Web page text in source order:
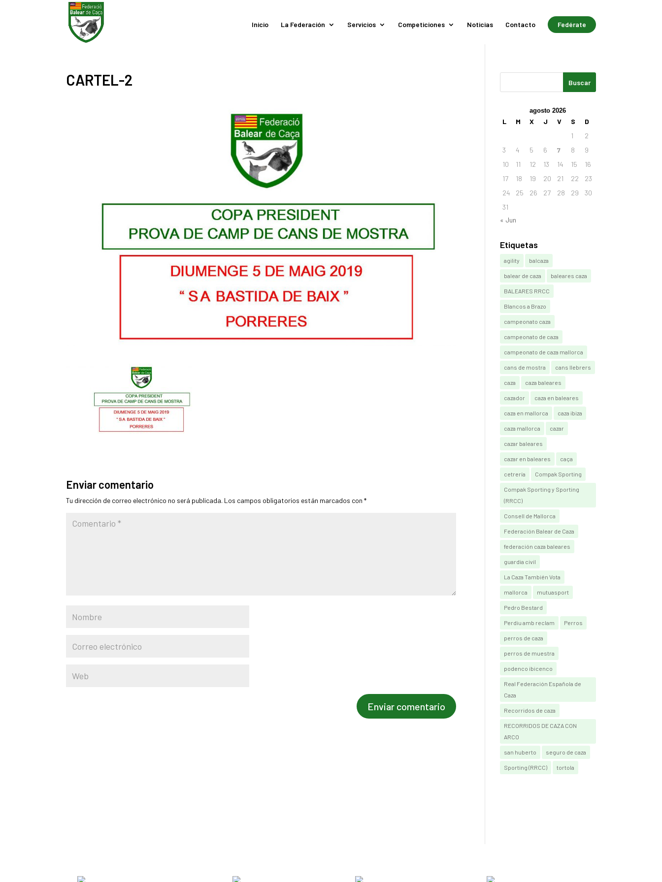
Inicio La Federación Servicios Competiciones Noticias Contacto Fedérate
CARTEL-2
Enviar comentario
Tu dirección de correo electrónico no será publicada. Los campos obligatorios están marcados con*
agosto 2026
L M X J V S
D
1
2
3
4 5 6 7 8
9
10
11 12 13 14 15
16
17
18 19 20 21 22
23
24
25 26 27 28 29
30
31
« Jun
Etiquetas
agility balcaza
balear de caza baleares caza
BALEARES RRCC
Blancos a Brazo
campeonato caza
campeonato de caza
campeonato de caza mallorca
cans de mostra cans llebrers
caza caza baleares
cazador caza en baleares
caza en mallorca caza ibiza
caza mallorca cazar
cazar baleares
cazar en baleares caça
cetrería Compak Sporting
Compak Sporting y Sporting
(RRCC)
Consell de Mallorca
Federación Balear de Caza
federación caza baleares
guardia civil
La Caza También Vota
mallorca mutuasport
Pedro Bestard
Perdiu amb reclam Perros
perros de caza
perros de muestra
podenco ibicenco
Real Federación Española de
Caza
Recorridos de caza
RECORRIDOS DE CAZA CON
ARCO
san huberto seguro de caza
Sporting (RRCC) tortola